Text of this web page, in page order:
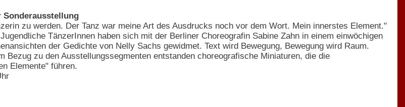
zu werden. Der Tanz war meine Art des Ausdrucks noch vor dem Wort. Mein innerstes Element."
TänzerInnen haben sich mit der Berliner Choreografin Sabine Zahn in einem einwöchigen
der Gedichte von Nelly Sachs gewidmet. Text wird Bewegung, Bewegung wird Raum.
Bezug zu den Ausstellungssegmenten entstanden choreografische Miniaturen, die die
Elemente" führen.